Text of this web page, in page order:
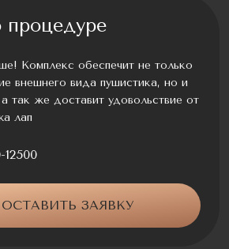
процедуре
Комплекс обеспечит не только
внешнего вида пушистика, но и
так же доставит удовольствие от
лап
12500
ОСТАВИТЬ ЗАЯВКУ